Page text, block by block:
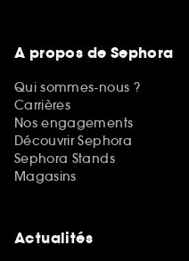
A propos de Sephora
Qui sommes-nous ?
Carrières
Nos engagements
Découvrir Sephora
Sephora Stands
Magasins
Actualités